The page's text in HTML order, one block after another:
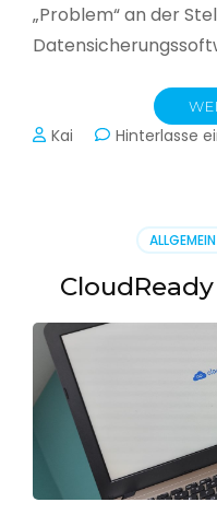
„Problem“ an der
Kai Hinterlasse
ALLGEMEIN